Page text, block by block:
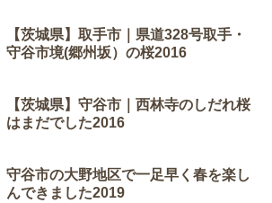
【茨城県】取手市｜県道328号取手・
守谷市境(郷州坂）の桜2016
【茨城県】守谷市｜西林寺のしだれ桜
はまだでした2016
守谷市の大野地区で一足早く春を楽し
んできました2019